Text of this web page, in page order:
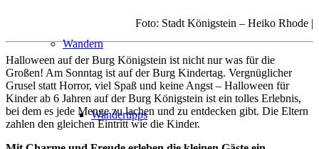
Wandern
Wandertipps
Foto: Stadt Königstein – Heiko Rhode |
Halloween auf der Burg Königstein ist nicht nur was für die
Großen! Am Sonntag ist auf der Burg Kindertag. Vergnüglicher
Grusel statt Horror, viel Spaß und keine Angst – Halloween für
Kinder ab 6 Jahren auf der Burg Königstein ist ein tolles Erlebnis,
bei dem es jede Menge zu lachen und zu entdecken gibt. Die Eltern
zahlen den gleichen Eintritt wie die Kinder.